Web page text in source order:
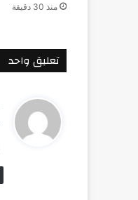
منذ 30 دقيقة
تعليق واحد